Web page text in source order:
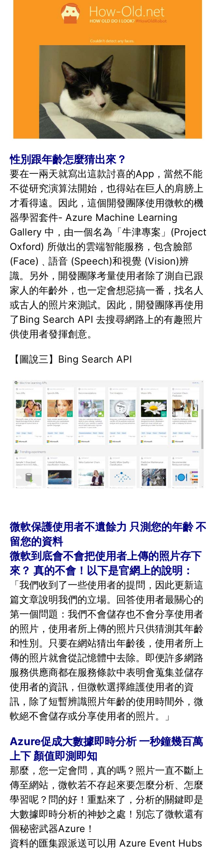
性別跟年齡怎麼猜出來？
要在一兩天就寫出這款討喜的App，當然不能
不從研究演算法開始，也得站在巨人的肩膀上
才看得遠。因此，這個開發團隊使用微軟的機
器學習套件- Azure Machine Learning
Gallery 中，由一個名為「牛津專案」(Project
Oxford) 所做出的雲端智能服務，包含臉部
(Face)﹑語音 (Speech)和視覺 (Vision)辨
識。另外，開發團隊考量使用者除了測自已跟
家人的年齡外，也一定會想惡搞一番，找名人
或古人的照片來測試。因此，開發團隊再使用
了Bing Search API 去搜尋網路上的有趣照片
供使用者發揮創意。
【圖說三】Bing Search API
微軟保護使用者不遺餘力 只測您的年齡 不
留您的資料
微軟到底會不會把使用者上傳的照片存下
來？ 真的不會！以下是官網上的說明：
「我們收到了一些使用者的提問，因此更新這
篇文章說明我們的立場。回答使用者最關心的
第一個問題：我們不會儲存也不會分享使用者
的照片，使用者所上傳的照片只供猜測其年齡
和性別。只要在網站猜出年齡後，使用者所上
傳的照片就會從記憶體中去除。即便許多網路
服務供應商都在服務條款中表明會蒐集並儲存
使用者的資訊，但微軟選擇維護使用者的資
訊，除了短暫辨識照片年齡的使用時間外，微
軟絕不會儲存或分享使用者的照片。」
Azure促成大數據即時分析 一秒鐘幾百萬
上下 顏值即測即知
那麼，您一定會問，真的嗎？照片一直不斷上
傳至網站，微軟若不存起來要怎麼分析、怎麼
學習呢？問的好！重點來了，分析的關鍵即是
大數據即時分析的神妙之處！別忘了微軟還有
個秘密武器Azure！
資料的匯集跟派送可以用 Azure Event Hubs